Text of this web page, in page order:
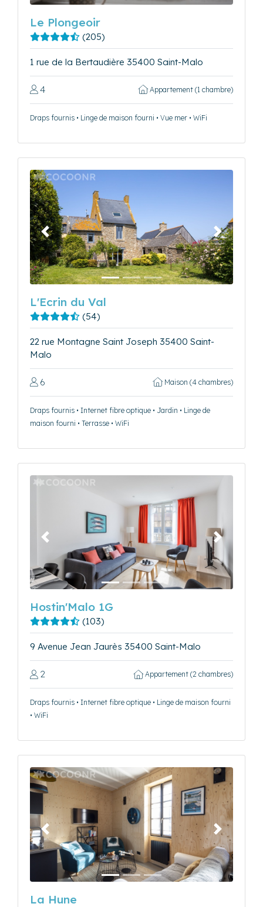
Le Plongeoir
(205)
1 rue de la Bertaudière 35400 Saint-Malo
4 Appartement (1 chambre)
Draps fournis • Linge de maison fourni • Vue mer • WiFi
Précédent Suivant
L'Ecrin du Val
(54)
22 rue Montagne Saint Joseph 35400 Saint-
Malo
6 Maison (4 chambres)
Draps fournis • Internet fibre optique • Jardin • Linge de
maison fourni • Terrasse • WiFi
Précédent Suivant
Hostin'Malo 1G
(103)
9 Avenue Jean Jaurès 35400 Saint-Malo
2 Appartement (2 chambres)
Draps fournis • Internet fibre optique • Linge de maison fourni
• WiFi
Précédent Suivant
La Hune